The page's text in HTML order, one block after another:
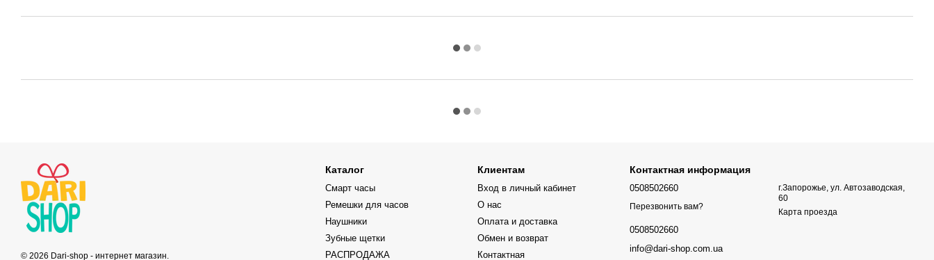
© 2026 Dari-shop - интернет магазин.
Каталог
Смарт часы
Ремешки для часов
Наушники
Зубные щетки
РАСПРОДАЖА
Клиентам
Вход в личный кабинет
О нас
Оплата и доставка
Обмен и возврат
Контактная
Контактная информация
0508502660
Перезвонить вам?
0508502660
info@dari-shop.com.ua
г.Запорожье, ул. Автозаводская,
60
Карта проезда